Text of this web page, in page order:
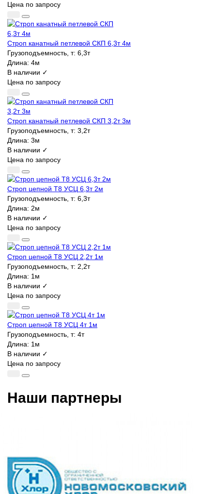
Цена по запросу
Строп канатный петлевой СКП 6,3т 4м
Грузоподъемность, т: 6,3т
Длина: 4м
В наличии ✓
Цена по запросу
Строп канатный петлевой СКП 3,2т 3м
Грузоподъемность, т: 3,2т
Длина: 3м
В наличии ✓
Цена по запросу
Строп цепной Т8 УСЦ 6,3т 2м
Грузоподъемность, т: 6,3т
Длина: 2м
В наличии ✓
Цена по запросу
Строп цепной Т8 УСЦ 2,2т 1м
Грузоподъемность, т: 2,2т
Длина: 1м
В наличии ✓
Цена по запросу
Строп цепной Т8 УСЦ 4т 1м
Грузоподъемность, т: 4т
Длина: 1м
В наличии ✓
Цена по запросу
Наши партнеры